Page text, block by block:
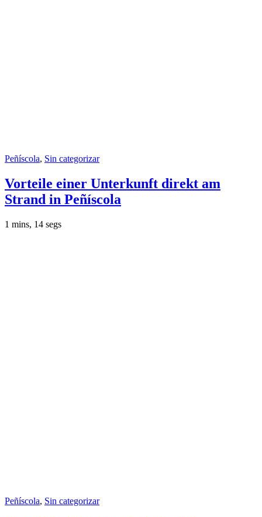
Peñíscola, Sin categorizar
Vorteile einer Unterkunft direkt am
Strand in Peñíscola
1 mins, 14 segs
Peñíscola, Sin categorizar